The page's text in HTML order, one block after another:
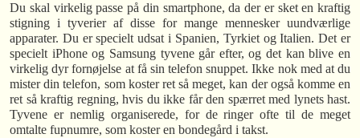
Du skal virkelig passe på din smartphone, da der er sket en kraftig
stigning i tyverier af disse for mange mennesker uundværlige
apparater. Du er specielt udsat i Spanien, Tyrkiet og Italien. Det er
specielt iPhone og Samsung tyvene går efter, og det kan blive en
virkelig dyr fornøjelse at få sin telefon snuppet. Ikke nok med at du
mister din telefon, som koster ret så meget, kan der også komme en
ret så kraftig regning, hvis du ikke får den spærret med lynets hast.
Tyvene er nemlig organiserede, for de ringer ofte til de meget
omtalte fupnumre, som koster en bondegård i takst.